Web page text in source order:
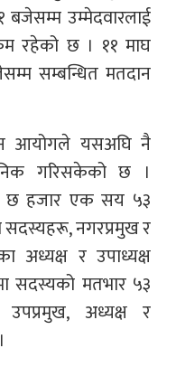
उम्मेदवारलाई
रहेको छ । ११ माघ
सम्बन्धित मतदान
आयोगले यसअघि नै
गरिसकेको छ ।
छ हजार एक सय ५३
सदस्यहरू, नगरप्रमुख र
अध्यक्ष र उपाध्यक्ष
सदस्यको मतभार ५३
अध्यक्ष र